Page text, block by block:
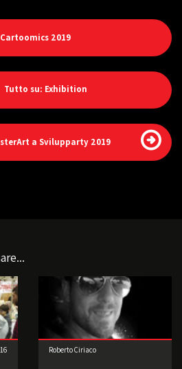
2019
Tutto su: Exhibition
a Svilupparty 2019
Roberto Ciriaco